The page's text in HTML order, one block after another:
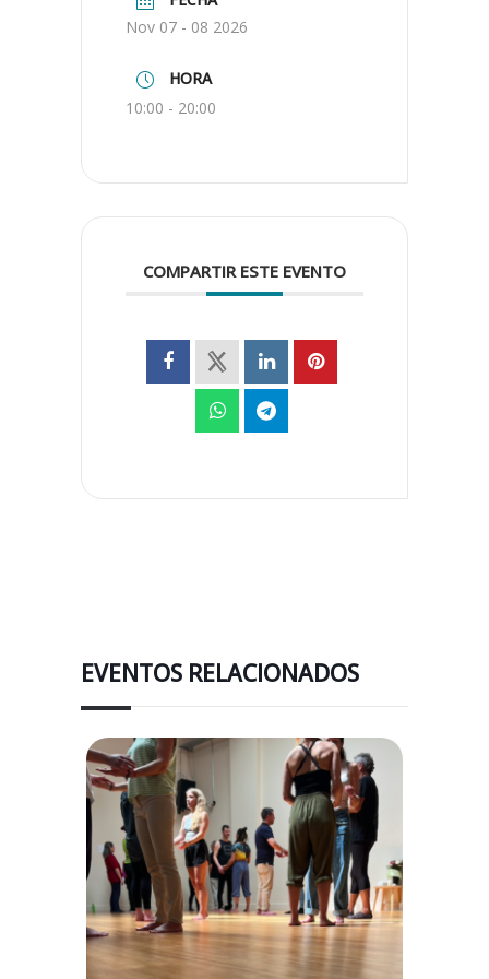
Nov 07 - 08 2026
HORA
10:00 - 20:00
COMPARTIR ESTE EVENTO
EVENTOS RELACIONADOS